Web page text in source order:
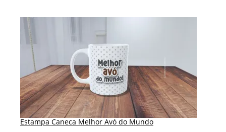
Estampa Caneca Melhor Avó do Mundo